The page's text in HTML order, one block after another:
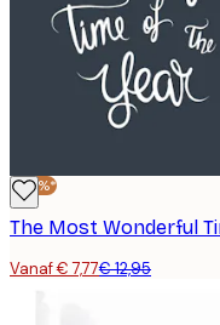
-40%*
Vanaf € 7,77€ 12,95